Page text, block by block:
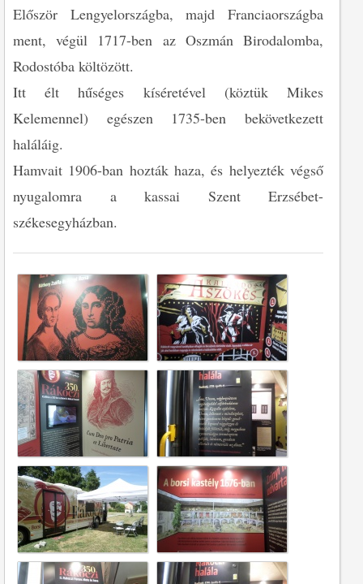
Először Lengyelországba, majd Franciaországba
ment, végül 1717-ben az Oszmán Birodalomba,
Rodostóba költözött.
Itt élt hűséges kíséretével (köztük Mikes
Kelemennel) egészen 1735-ben bekövetkezett
haláláig.
Hamvait 1906-ban hozták haza, és helyezték végső
nyugalomra a kassai Szent Erzsébet-
székesegyházban.